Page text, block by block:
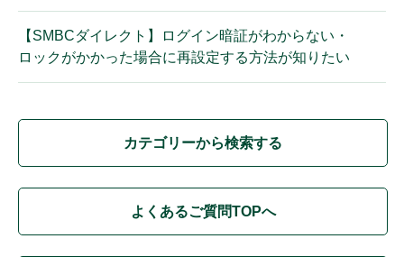
【SMBCダイレクト】ログイン暗証がわからない・
ロックがかかった場合に再設定する方法が知りたい
カテゴリーから検索する
よくあるご質問TOPへ